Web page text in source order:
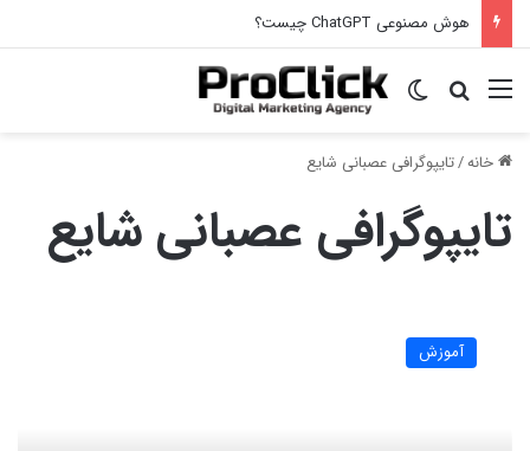
هوش مصنوعی ChatGPT چیست؟
منو جستجو برایتغییر پوسته
خانه/تایپوگرافی عصبانی شایع
تایپوگرافی عصبانی شایع
چیست؟
آموزش